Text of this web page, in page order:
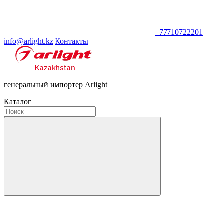
+77710722201
info@arlight.kz Контакты
генеральный импортер Arlight
Каталог